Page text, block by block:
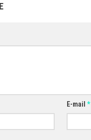
E-mail*